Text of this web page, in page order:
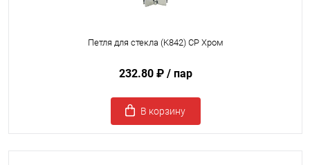
Петля для стекла (K842) CP Хром
232.80 ₽ / пар
В корзину